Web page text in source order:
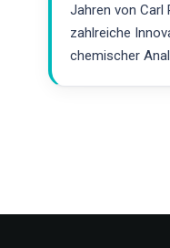
Jahren von Carl
zahlreiche
chemischer